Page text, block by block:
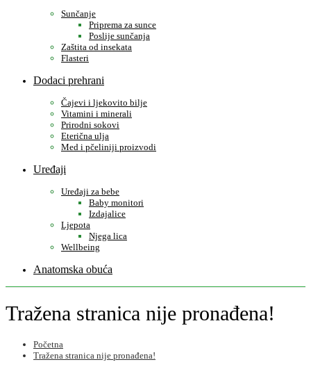
Sunčanje
Priprema za sunce
Poslije sunčanja
Zaštita od insekata
Flasteri
Dodaci prehrani
Čajevi i ljekovito bilje
Vitamini i minerali
Prirodni sokovi
Eterična ulja
Med i pčeliniji proizvodi
Uređaji
Uređaji za bebe
Baby monitori
Izdajalice
Ljepota
Njega lica
Wellbeing
Anatomska obuća
Tražena stranica nije pronađena!
Početna
Tražena stranica nije pronađena!